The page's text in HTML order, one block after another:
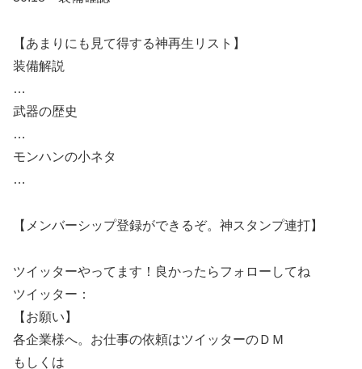
【あまりにも見て得する神再生リスト】
装備解説
…
武器の歴史
…
モンハンの小ネタ
…
【メンバーシップ登録ができるぞ。神スタンプ連打】
ツイッターやってます！良かったらフォローしてね
ツイッター：
【お願い】
各企業様へ。お仕事の依頼はツイッターのＤＭ
もしくは